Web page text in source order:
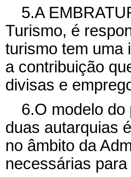
5.A
Turismo, é
turismo tem uma
a contribuição
divisas e
6.O modelo
duas autarquias
no âmbito da
necessárias